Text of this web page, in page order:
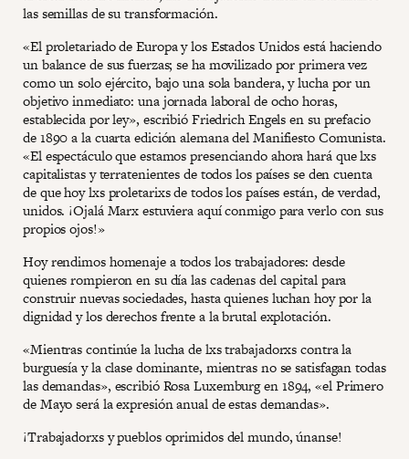
las semillas de su transformación.
«El proletariado de Europa y los Estados Unidos está haciendo
un balance de sus fuerzas; se ha movilizado por primera vez
como un solo ejército, bajo una sola bandera, y lucha por un
objetivo inmediato: una jornada laboral de ocho horas,
establecida por ley», escribió Friedrich Engels en su prefacio
de 1890 a la cuarta edición alemana del Manifiesto Comunista.
«El espectáculo que estamos presenciando ahora hará que lxs
capitalistas y terratenientes de todos los países se den cuenta
de que hoy lxs proletarixs de todos los países están, de verdad,
unidos. ¡Ojalá Marx estuviera aquí conmigo para verlo con sus
propios ojos!»
Hoy rendimos homenaje a todos los trabajadores: desde
quienes rompieron en su día las cadenas del capital para
construir nuevas sociedades, hasta quienes luchan hoy por la
dignidad y los derechos frente a la brutal explotación.
«Mientras continúe la lucha de lxs trabajadorxs contra la
burguesía y la clase dominante, mientras no se satisfagan todas
las demandas», escribió Rosa Luxemburg en 1894, «el Primero
de Mayo será la expresión anual de estas demandas».
¡Trabajadorxs y pueblos oprimidos del mundo, únanse!